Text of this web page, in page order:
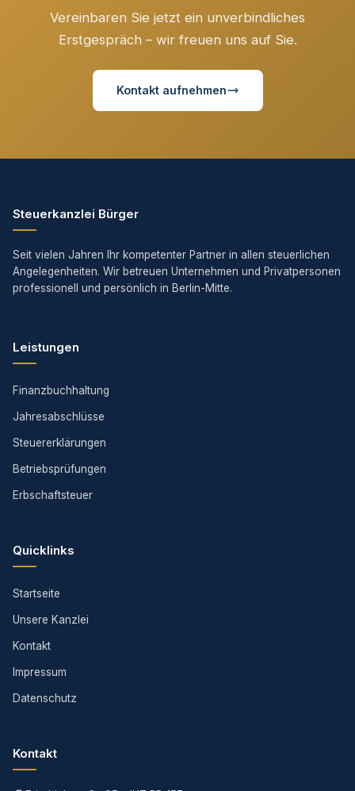
Vereinbaren Sie jetzt ein unverbindliches
Erstgespräch – wir freuen uns auf Sie.
Kontakt aufnehmen
Steuerkanzlei Bürger
Seit vielen Jahren Ihr kompetenter Partner in allen steuerlichen
Angelegenheiten. Wir betreuen Unternehmen und Privatpersonen
professionell und persönlich in Berlin-Mitte.
Leistungen
Finanzbuchhaltung
Jahresabschlüsse
Steuererklärungen
Betriebsprüfungen
Erbschaftsteuer
Quicklinks
Startseite
Unsere Kanzlei
Kontakt
Impressum
Datenschutz
Kontakt